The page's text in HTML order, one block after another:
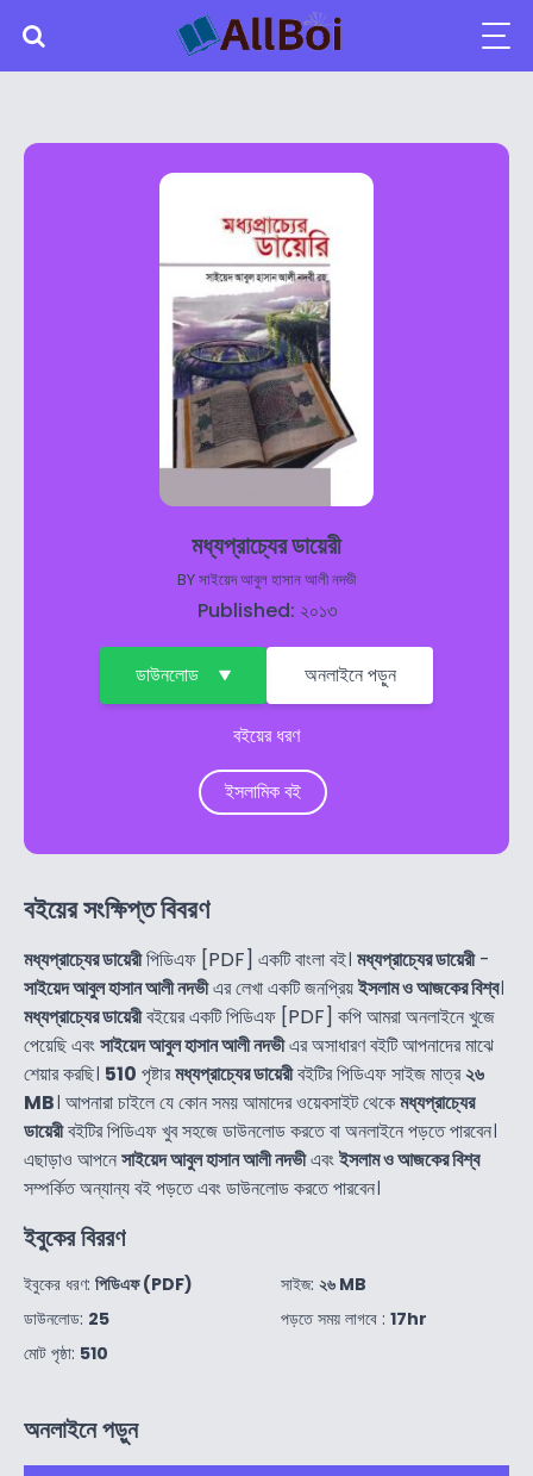
মধ্যপ্রাচ্যের ডায়েরী
BYসাইয়েদ আবুল হাসান আলী নদভী
Published: ২০১৩
ডাউনলোড অনলাইনে পড়ুন
বইয়ের ধরণ
ইসলামিক বই
বইয়ের সংক্ষিপ্ত বিবরণ
মধ্যপ্রাচ্যের ডায়েরীপিডিএফ [PDF] একটি বাংলা বই। মধ্যপ্রাচ্যের ডায়েরী-
সাইয়েদ আবুল হাসান আলী নদভীএর লেখা একটি জনপ্রিয়ইসলাম ও আজকের বিশ্ব।
মধ্যপ্রাচ্যের ডায়েরীবইয়ের একটি পিডিএফ [PDF] কপি আমরা অনলাইনে খুজে
পেয়েছি এবংসাইয়েদ আবুল হাসান আলী নদভীএর অসাধারণ বইটি আপনাদের মাঝে
শেয়ার করছি। 510 পৃষ্টারমধ্যপ্রাচ্যের ডায়েরীবইটির পিডিএফ সাইজ মাত্র২৬
MB। আপনারা চাইলে যে কোন সময় আমাদের ওয়েবসাইট থেকেমধ্যপ্রাচ্যের
ডায়েরীবইটির পিডিএফ খুব সহজে ডাউনলোড করতে বা অনলাইনে পড়তে পারবেন।
এছাড়াও আপনেসাইয়েদ আবুল হাসান আলী নদভীএবংইসলাম ও আজকের বিশ্ব
সম্পর্কিত অন্যান্য বই পড়তে এবং ডাউনলোড করতে পারবেন।
ইবুকের বিররণ
ইবুকের ধরণ: পিডিএফ (PDF)
ডাউনলোড: 25
মোট পৃষ্ঠা: 510
সাইজ: ২৬ MB
পড়তে সময় লাগবে : 17hr
অনলাইনে পড়ুন